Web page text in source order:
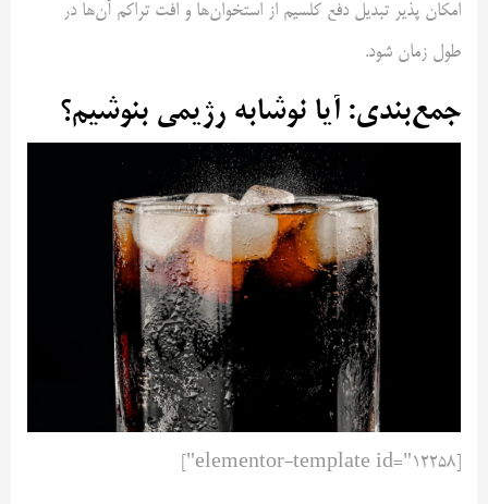
امکان پذیر تبدیل دفع کلسیم از استخوان‌ها و افت تراکم آن‌ها در
طول زمان شود.
جمع‌بندی: آیا نوشابه رژیمی بنوشیم؟